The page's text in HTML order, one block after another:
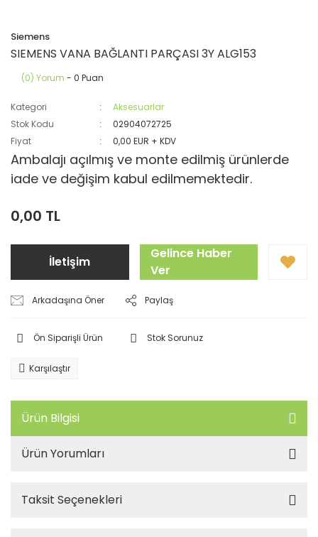
Siemens
SIEMENS VANA BAĞLANTI PARÇASI 3Y ALG153
(0) Yorum - 0 Puan
Kategori
Aksesuarlar
Stok Kodu
02904072725
Fiyat
0,00 EUR + KDV
Ambalajı açılmış ve monte edilmiş ürünlerde
iade ve değişim kabul edilmemektedir.
0,00 TL
İletişim
Gelince Haber
Ver
Arkadaşına Öner Paylaş
Ön Siparişli Ürün Stok Sorunuz
Karşılaştır
Ürün Bilgisi
Ürün Yorumları
Taksit Seçenekleri